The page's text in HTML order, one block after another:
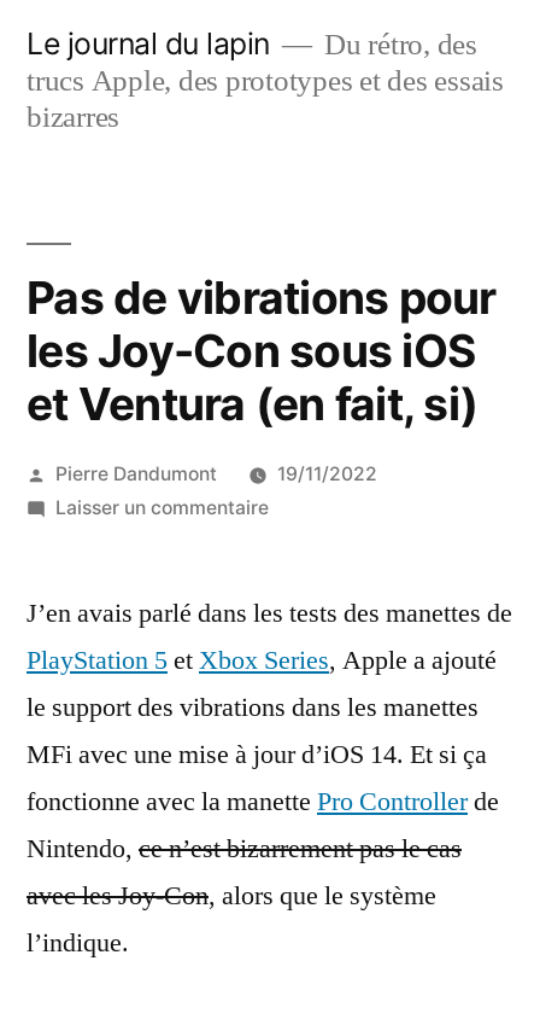
contenu
Le journal du lapin
Du rétro, des
trucs Apple, des prototypes et des essais
bizarres
Pas de vibrations pour
les Joy-Con sous iOS
et Ventura (en fait, si)
Publié
par
Pierre Dandumont
19/11/2022
Laisser un commentairesur
vibrations
les
Joy-
iOS
et
(en
J’en avais parlé dans les tests des manettes de
PlayStation 5etXbox Series, Apple a ajouté
le support des vibrations dans les manettes
MFi avec une mise à jour d’iOS 14. Et si ça
fonctionne avec la manette Pro Controllerde
Nintendo, ce n’est bizarrement pas le cas
avec les Joy-Con, alors que le système
l’indique.